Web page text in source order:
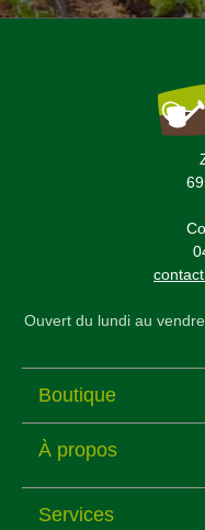
Ouvert du lundi au
Boutique
À propos
Services